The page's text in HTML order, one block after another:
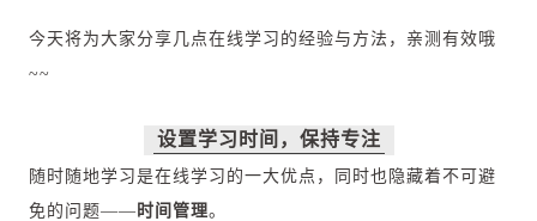
今天将为大家分享几点在线学习的经验与方法，亲测有效哦
~~
设置学习时间，保持专注
随时随地学习是在线学习的一大优点，同时也隐藏着不可避
免的问题—— 时间管理。